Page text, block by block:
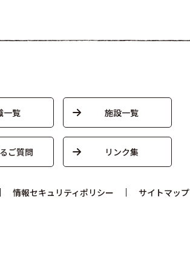
一覧 施設一覧
ご質問 リンク集
情報セキュリティポリシー サイトマップ